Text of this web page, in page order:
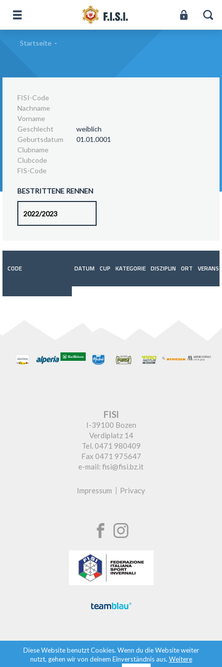
Startseite -
FISI-Code
Nachname
Vorname
Geschlecht
weiblich
Geburtsdatum
01.01.0001
Clubname
Clubcode
FIS-Code
BESTRITTENE RENNEN
CODE DATUM CUP KATEGORIE DISZIPLIN ORT
FISI
I-39100 Bozen
Verdiplatz 14
Tel. 0471 980409
Fax 0471 975647
e-mail: fisi@fisi.bz.it
Impressum Privacy
Diese Website benutzt Cookies. Wenn du die Website weiter
nutzt, gehen wir von deinem Einverständnis aus. Weitere